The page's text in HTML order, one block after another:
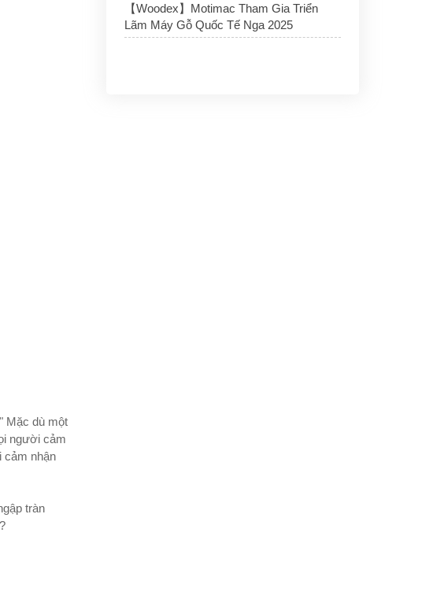
Mặc dù một
người cảm
cảm nhận
tràn
【Woodex】Motimac Tham Gia Triển
Lãm Máy Gỗ Quốc Tế Nga 2025